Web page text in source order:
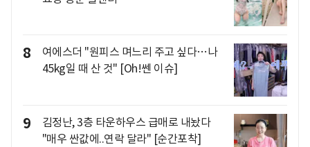
8
여에스더 "원피스 며느리 주고 싶다…나
45kg일 때 산 것" [Oh!쎈 이슈]
9
김정난, 3층 타운하우스 급매로 내놨다
"매우 싼값에..연락 달라" [순간포착]